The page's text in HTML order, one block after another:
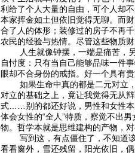
利给了个人大量的自由，可个人却
本家挥金如土但依旧觉得无聊。而
合了人的体形；装修过的房子不再
农民的经验与热情。尽管这些物质
人生就像钟摆，一端是痛苦，另
自忖度：只有当自己能够品味一件
眼却不合身份的戒指。好一个具有
如果生命中真的都是二元对立，
对立的基础之上，竟让我觉得无从
式……别的都还好说，男性和女性本
体会女性的“全人”特质，察觉不出
物。哲学本就是思维建构的产物，
写到这，有点僵住了，不知道该
看看窗外，雪还残留，阳光依旧，